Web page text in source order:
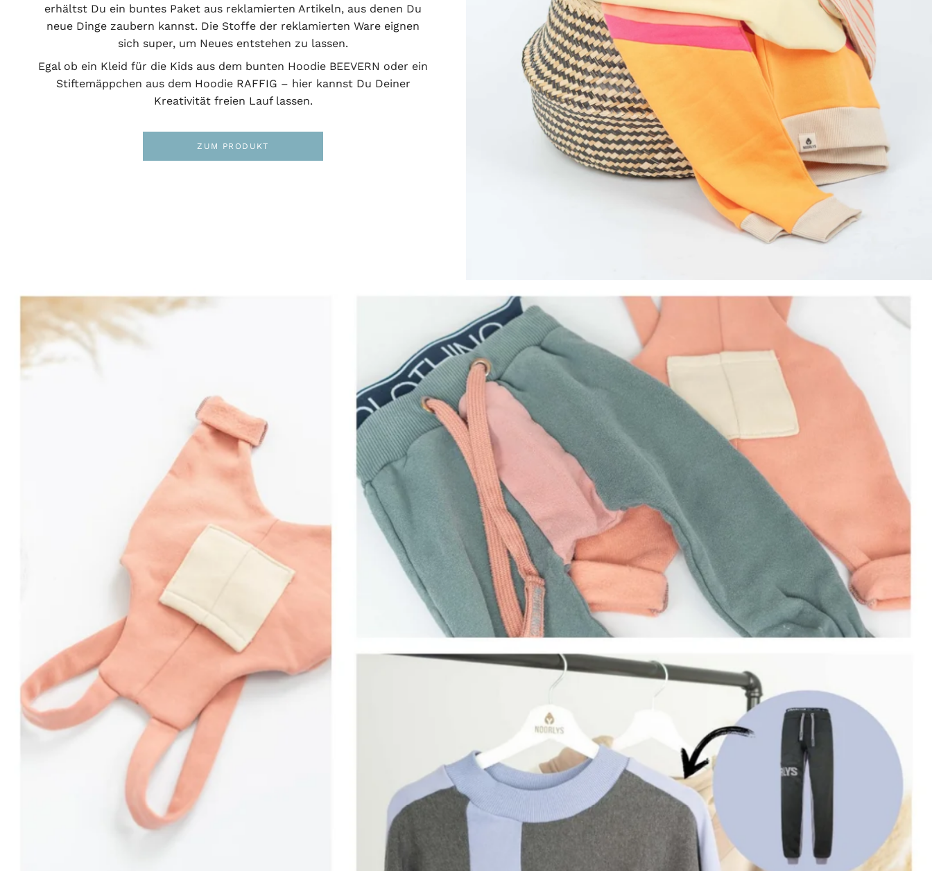
erhältst Du ein buntes Paket aus reklamierten Artikeln, aus denen Du
neue Dinge zaubern kannst. Die Stoffe der reklamierten Ware eignen
sich super, um Neues entstehen zu lassen.
Egal ob ein Kleid für die Kids aus dem bunten Hoodie BEEVERN oder ein
Stiftemäppchen aus dem Hoodie RAFFIG – hier kannst Du Deiner
Kreativität freien Lauf lassen.
ZUM PRODUKT